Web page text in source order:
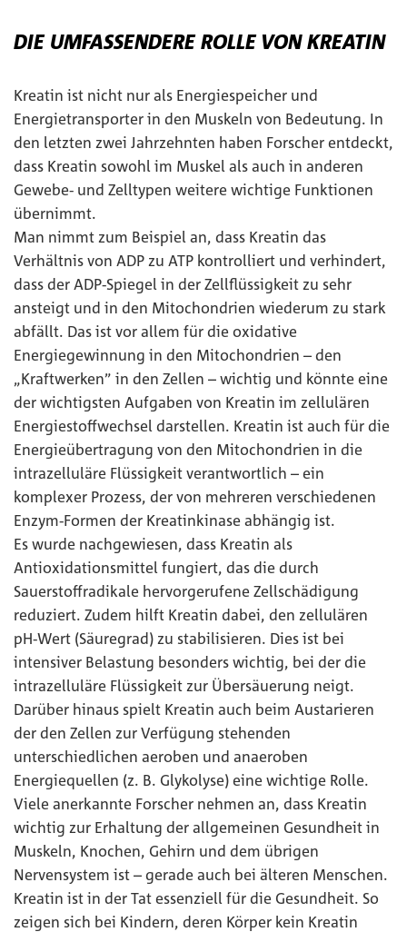
DIE UMFASSENDERE ROLLE VON KREATIN
Kreatin ist nicht nur als Energiespeicher und
Energietransporter in den Muskeln von Bedeutung. In
den letzten zwei Jahrzehnten haben Forscher entdeckt,
dass Kreatin sowohl im Muskel als auch in anderen
Gewebe- und Zelltypen weitere wichtige Funktionen
übernimmt.
Man nimmt zum Beispiel an, dass Kreatin das
Verhältnis von ADP zu ATP kontrolliert und verhindert,
dass der ADP-Spiegel in der Zellflüssigkeit zu sehr
ansteigt und in den Mitochondrien wiederum zu stark
abfällt. Das ist vor allem für die oxidative
Energiegewinnung in den Mitochondrien – den
„Kraftwerken” in den Zellen – wichtig und könnte eine
der wichtigsten Aufgaben von Kreatin im zellulären
Energiestoffwechsel darstellen. Kreatin ist auch für die
Energieübertragung von den Mitochondrien in die
intrazelluläre Flüssigkeit verantwortlich – ein
komplexer Prozess, der von mehreren verschiedenen
Enzym-Formen der Kreatinkinase abhängig ist.
Es wurde nachgewiesen, dass Kreatin als
Antioxidationsmittel fungiert, das die durch
Sauerstoffradikale hervorgerufene Zellschädigung
reduziert. Zudem hilft Kreatin dabei, den zellulären
pH-Wert (Säuregrad) zu stabilisieren. Dies ist bei
intensiver Belastung besonders wichtig, bei der die
intrazelluläre Flüssigkeit zur Übersäuerung neigt.
Darüber hinaus spielt Kreatin auch beim Austarieren
der den Zellen zur Verfügung stehenden
unterschiedlichen aeroben und anaeroben
Energiequellen (z. B. Glykolyse) eine wichtige Rolle.
Viele anerkannte Forscher nehmen an, dass Kreatin
wichtig zur Erhaltung der allgemeinen Gesundheit in
Muskeln, Knochen, Gehirn und dem übrigen
Nervensystem ist – gerade auch bei älteren Menschen.
Kreatin ist in der Tat essenziell für die Gesundheit. So
zeigen sich bei Kindern, deren Körper kein Kreatin